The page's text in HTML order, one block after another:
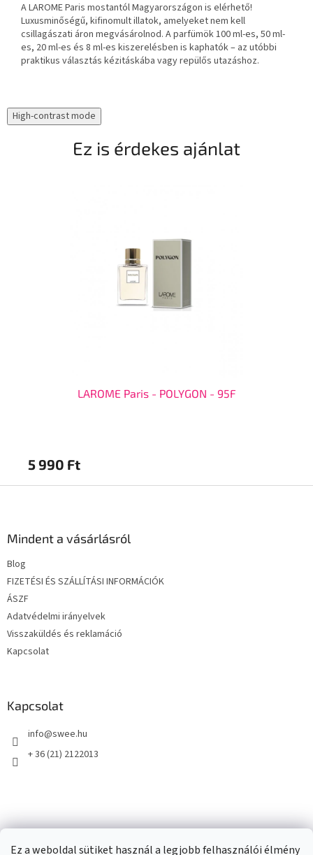
Ez a weboldal sütiket használ a legjobb felhasználói élmény
A LAROME Paris mostantól Magyarországon is elérhető!
Luxusminőségű, kifinomult illatok, amelyeket nem kell
csillagászati áron megvásárolnod. A parfümök 100 ml-es, 50 ml-
es, 20 ml-es és 8 ml-es kiszerelésben is kaphatók – az utóbbi
praktikus választás kézitáskába vagy repülős utazáshoz.
High-contrast mode
Ez is érdekes ajánlat
LAROME Paris - POLYGON - 95F
5 990 Ft
Mindent a vásárlásról
Blog
FIZETÉSI ÉS SZÁLLÍTÁSI INFORMÁCIÓK
ÁSZF
Adatvédelmi irányelvek
Visszaküldés és reklamáció
Kapcsolat
Kapcsolat
info@swee.hu
+ 36 (21) 2122013